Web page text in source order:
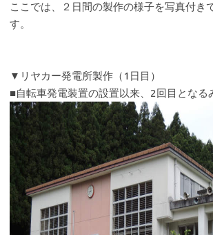
ここでは、２日間の製作の様子を写真付き
す。
▼リヤカー発電所製作（1日目）
■自転車発電装置の設置以来、2回目となる